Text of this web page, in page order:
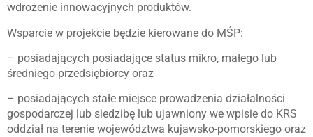
wdrożenie innowacyjnych produktów.
Wsparcie w projekcie będzie kierowane do MŚP:
– posiadających posiadające status mikro, małego lub
średniego przedsiębiorcy oraz
– posiadających stałe miejsce prowadzenia działalności
gospodarczej lub siedzibę lub ujawniony we wpisie do KRS
oddział na terenie województwa kujawsko-pomorskiego oraz